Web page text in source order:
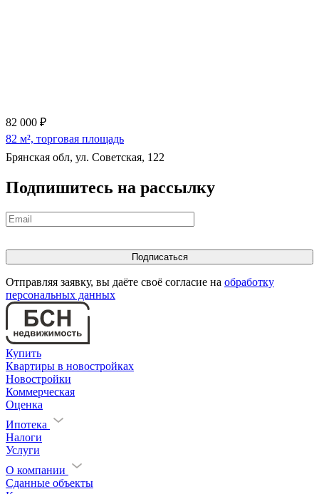
82 000 ₽
82 м², торговая площадь
Брянская обл, ул. Советская, 122
Подпишитесь на рассылку
Отправляя заявку, вы даёте своё согласие на обработку
персональных данных
Купить
Квартиры в новостройках
Новостройки
Коммерческая
Оценка
Ипотека
Налоги
Услуги
О компании
Сданные объекты